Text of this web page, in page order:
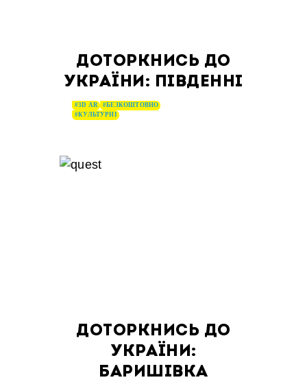
ДОТОРКНИСЬ ДО
УКРАЇНИ: ПІВДЕННІ
#3D AR
#БЕЗКОШТОВНО
#КУЛЬТУРНІ
ДОТОРКНИСЬ ДО
УКРАЇНИ:
БАРИШІВКА